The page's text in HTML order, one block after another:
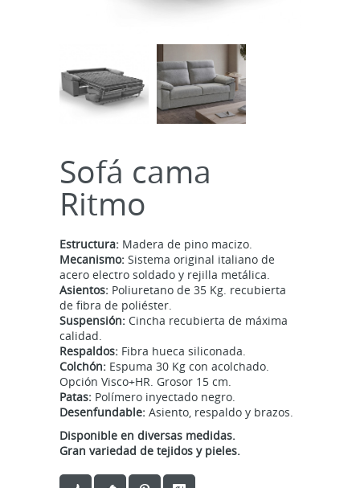
Sofá cama
Ritmo
Estructura: Madera de pino macizo.
Mecanismo: Sistema original italiano de
acero electro soldado y rejilla metálica.
Asientos: Poliuretano de 35 Kg. recubierta
de fibra de poliéster.
Suspensión: Cincha recubierta de máxima
calidad.
Respaldos: Fibra hueca siliconada.
Colchón: Espuma 30 Kg con acolchado.
Opción Visco+HR. Grosor 15 cm.
Patas: Polímero inyectado negro.
Desenfundable: Asiento, respaldo y brazos.
Disponible en diversas medidas.
Gran variedad de tejidos y pieles.